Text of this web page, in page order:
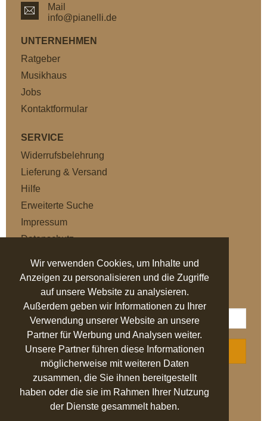
Wir verwenden Cookies, um Inhalte und
Anzeigen zu personalisieren und die Zugriffe
auf unsere Website zu analysieren.
Außerdem geben wir Informationen zu Ihrer
Verwendung unserer Website an unsere
Partner für Werbung und Analysen weiter.
Unsere Partner führen diese Informationen
möglicherweise mit weiteren Daten
zusammen, die Sie ihnen bereitgestellt
haben oder die sie im Rahmen Ihrer Nutzung
der Dienste gesammelt haben.
Mail
info@pianelli.de
UNTERNEHMEN
Ratgeber
Musikhaus
Jobs
Kontaktformular
SERVICE
Widerrufsbelehrung
Lieferung & Versand
Hilfe
Erweiterte Suche
Impressum
Datenschutz
NEWSLETTER
ABONNIEREN
SEHR GUT